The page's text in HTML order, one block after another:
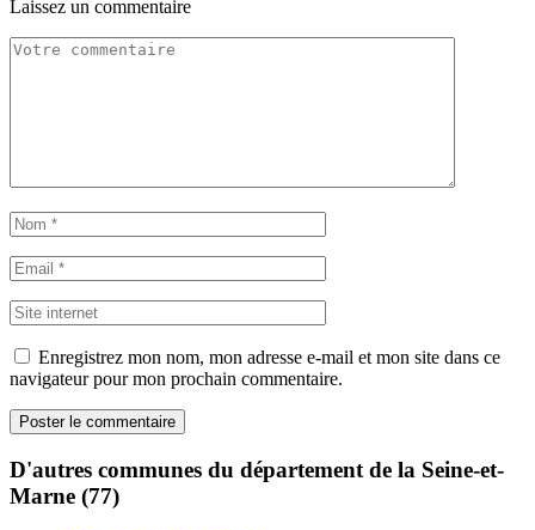
Laissez un commentaire
Enregistrez mon nom, mon adresse e-mail et mon site dans ce
navigateur pour mon prochain commentaire.
D'autres communes du département de la Seine-et-
Marne (77)